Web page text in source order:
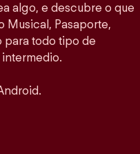
algo, e descubre o que
Musical, Pasaporte,
para todo tipo de